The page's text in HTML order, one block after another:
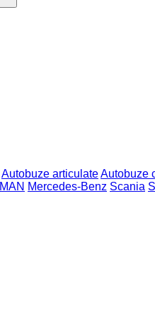
Autobuze articulateAutobuze
MAN Mercedes-Benz Scania